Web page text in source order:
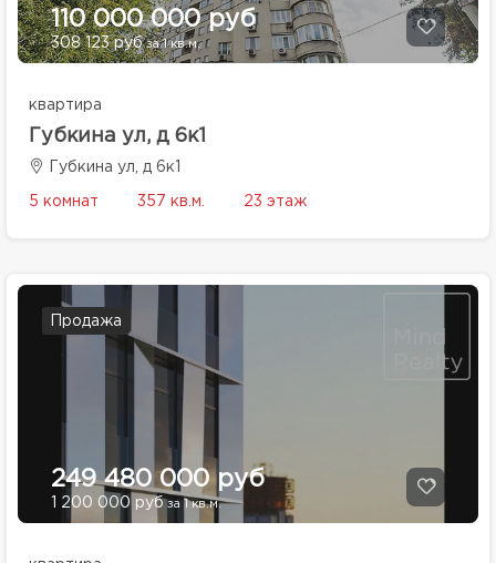
110 000 000 руб
308 123 рубза 1 кв.м.
квартира
Губкина ул, д 6к1
Губкина ул, д 6к1
5 комнат 357 кв.м. 23 этаж
Продажа
249 480 000 руб
1 200 000 руб за 1 кв.м.